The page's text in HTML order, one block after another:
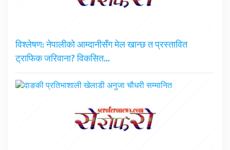
विश्लेषण: नेपालीको आम्दानीसँग मेल खान्छ त प्रस्तावित
ट्राफिक जरिवाना? विकसित…